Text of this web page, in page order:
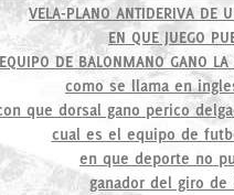
VELA-PLANO ANTIDERIVA DE
EN QUE JUEGO
DE BALONMANO GANO
como se llama en
que dorsal gano perico
cual es el equipo de
en que deporte no
ganador del giro de